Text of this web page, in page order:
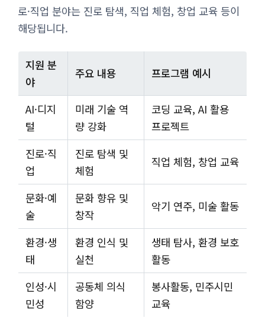
로·직업 분야는 진로 탐색, 직업 체험, 창업 교육 등이
해당됩니다.
지원 분
야
주요 내용 프로그램 예시
AI·디지
털
미래 기술 역
량 강화
코딩 교육, AI 활용
프로젝트
진로·직
업
진로 탐색 및
체험
직업 체험, 창업 교육
문화·예
술
문화 향유 및
창작
악기 연주, 미술 활동
환경·생
태
환경 인식 및
실천
생태 탐사, 환경 보호
활동
인성·시
민성
공동체 의식
함양
봉사활동, 민주시민
교육